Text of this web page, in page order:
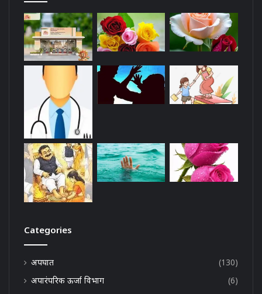
Categories
अपघात
(130)
अपारंपरिक ऊर्जा विभाग
(6)